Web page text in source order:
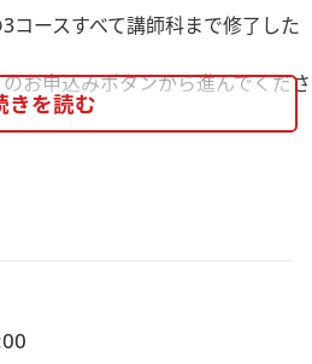
ースすべて講師科まで修了した
お申込みボタンから進んでくださ
ワーク、ヒーダボー刺しゅう
、ビーズクチュール、クルーエ
きを読む